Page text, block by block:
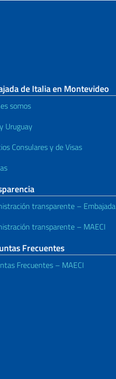
de Italia en Montevideo
somos
Uruguay
Consulares y de Visas
transparente – Embajada
transparente – MAECI
Frecuentes
Frecuentes – MAECI